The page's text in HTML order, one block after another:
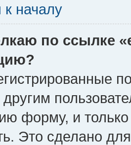
к началу
по ссылке
форму, и
Это сделано